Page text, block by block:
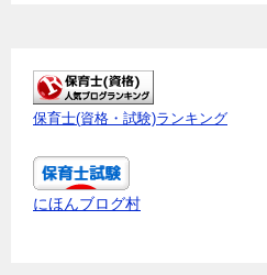
保育士(資格・試験)ランキング
にほんブログ村